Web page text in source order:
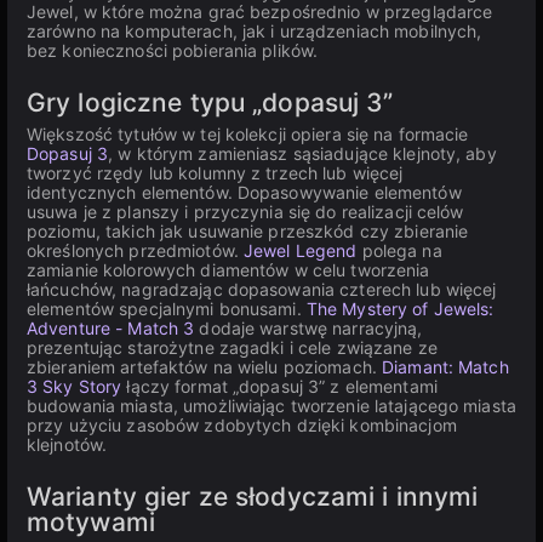
Jewel, w które można grać bezpośrednio w przeglądarce
zarówno na komputerach, jak i urządzeniach mobilnych,
bez konieczności pobierania plików.
Gry logiczne typu „dopasuj 3”
Większość tytułów w tej kolekcji opiera się na formacie
Dopasuj 3, w którym zamieniasz sąsiadujące klejnoty, aby
tworzyć rzędy lub kolumny z trzech lub więcej
identycznych elementów. Dopasowywanie elementów
usuwa je z planszy i przyczynia się do realizacji celów
poziomu, takich jak usuwanie przeszkód czy zbieranie
określonych przedmiotów. Jewel Legend polega na
zamianie kolorowych diamentów w celu tworzenia
łańcuchów, nagradzając dopasowania czterech lub więcej
elementów specjalnymi bonusami. The Mystery of Jewels:
Adventure - Match 3 dodaje warstwę narracyjną,
prezentując starożytne zagadki i cele związane ze
zbieraniem artefaktów na wielu poziomach. Diamant: Match
3 Sky Story łączy format „dopasuj 3” z elementami
budowania miasta, umożliwiając tworzenie latającego miasta
przy użyciu zasobów zdobytych dzięki kombinacjom
klejnotów.
Warianty gier ze słodyczami i innymi
motywami